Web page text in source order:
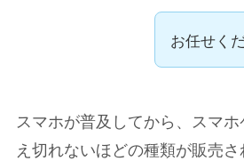
お任せく
スマホが普及してから、スマ
え切れないほどの種類が販売